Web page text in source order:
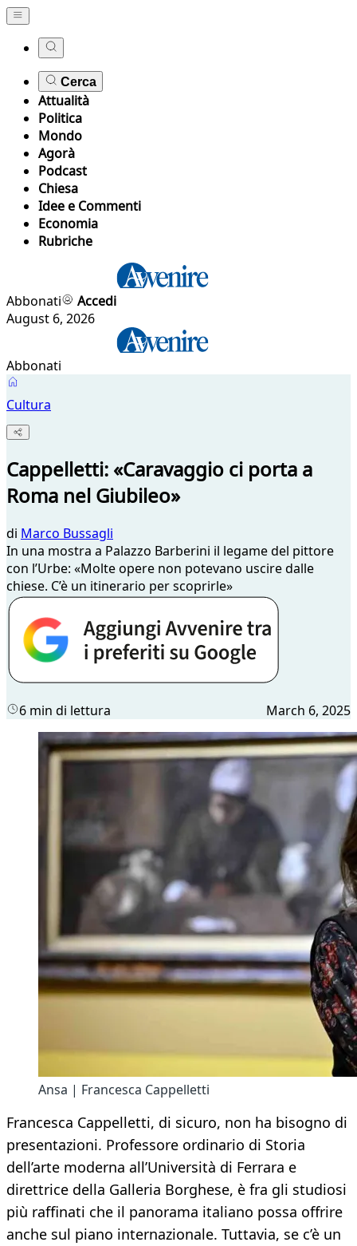
Cerca
Attualità
Politica
Mondo
Agorà
Podcast
Chiesa
Idee e Commenti
Economia
Rubriche
Abbonati
Accedi
August 6, 2026
Abbonati
Cultura
Cappelletti: «Caravaggio ci porta a
Roma nel Giubileo»
di Marco Bussagli
In una mostra a Palazzo Barberini il legame del pittore
con l’Urbe: «Molte opere non potevano uscire dalle
chiese. C’è un itinerario per scoprirle»
6 min di lettura March 6, 2025
Ansa | Francesca Cappelletti
Francesca Cappelletti, di sicuro, non ha bisogno di
presentazioni. Professore ordinario di Storia
dell’arte moderna all’Università di Ferrara e
direttrice della Galleria Borghese, è fra gli studiosi
più raffinati che il panorama italiano possa offrire
anche sul piano internazionale. Tuttavia, se c’è un